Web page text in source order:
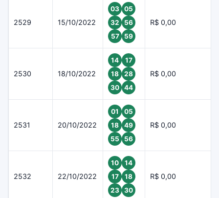
2529 15/10/2022
03
05
32
56
57
59
R$ 0,00
2530 18/10/2022
14
17
18
28
30
44
R$ 0,00
2531 20/10/2022
01
05
18
49
55
56
R$ 0,00
2532 22/10/2022
10
14
17
18
23
30
R$ 0,00